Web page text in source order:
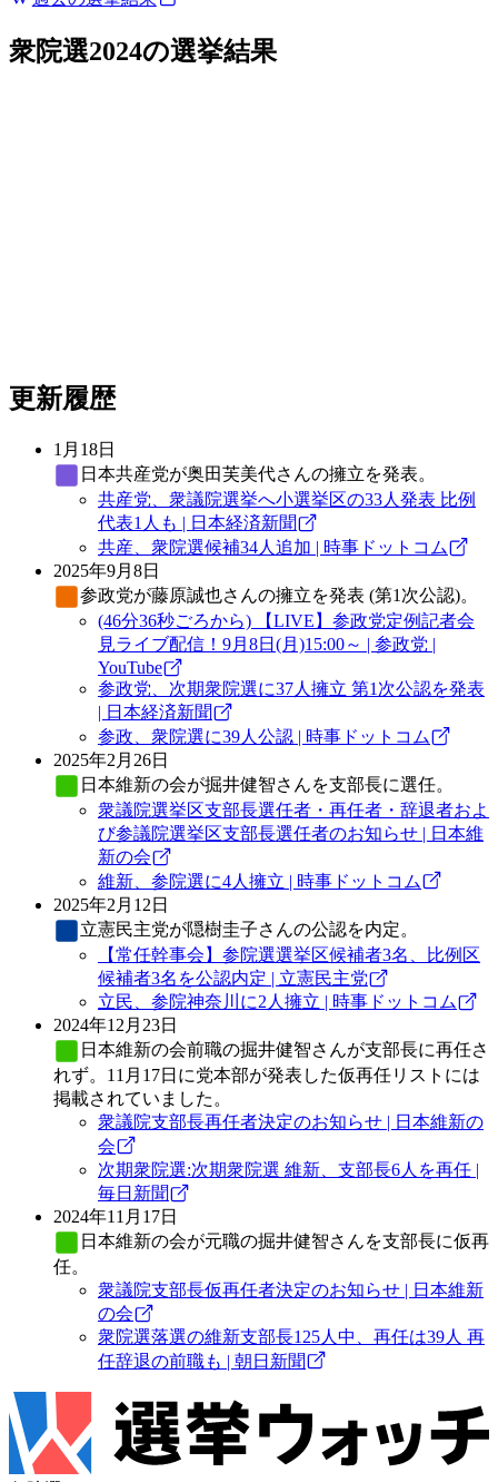
衆院選2024の選挙結果
更新履歴
1月18日
日本共産党が奥田芙美代さんの擁立を発表。
共産党、衆議院選挙へ小選挙区の33人発表 比例
代表1人も | 日本経済新聞
共産、衆院選候補34人追加 | 時事ドットコム
2025年9月8日
参政党が藤原誠也さんの擁立を発表 (第1次公認)。
(46分36秒ごろから) 【LIVE】参政党定例記者会
見ライブ配信！9月8日(月)15:00～ | 参政党 |
YouTube
参政党、次期衆院選に37人擁立 第1次公認を発表
| 日本経済新聞
参政、衆院選に39人公認 | 時事ドットコム
2025年2月26日
日本維新の会が掘井健智さんを支部長に選任。
衆議院選挙区支部長選任者・再任者・辞退者およ
び参議院選挙区支部長選任者のお知らせ | 日本維
新の会
維新、参院選に4人擁立 | 時事ドットコム
2025年2月12日
立憲民主党が隠樹圭子さんの公認を内定。
【常任幹事会】参院選選挙区候補者3名、比例区
候補者3名を公認内定 | 立憲民主党
立民、参院神奈川に2人擁立 | 時事ドットコム
2024年12月23日
日本維新の会前職の掘井健智さんが支部長に再任さ
れず。11月17日に党本部が発表した仮再任リストには
掲載されていました。
衆議院支部長再任者決定のお知らせ | 日本維新の
会
次期衆院選:次期衆院選 維新、支部長6人を再任 |
毎日新聞
2024年11月17日
日本維新の会が元職の掘井健智さんを支部長に仮再
任。
衆議院支部長仮再任者決定のお知らせ | 日本維新
の会
衆院選落選の維新支部長125人中、再任は39人 再
任辞退の前職も | 朝日新聞